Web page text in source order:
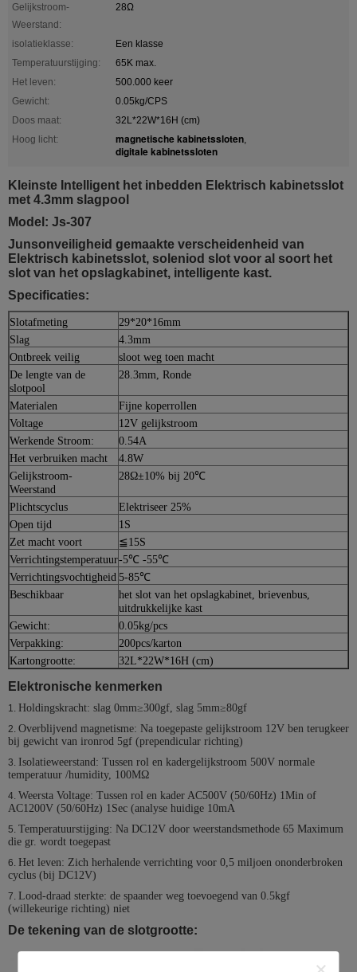
Gelijkstroom-
Weerstand:
28Ω
isolatieklasse:
Een klasse
Temperatuurstijging:
65K max.
Het leven:
500.000 keer
Gewicht:
0.05kg/CPS
Doos maat:
32L*22W*16H (cm)
Hoog licht:
magnetische kabinetssloten,
digitale kabinetssloten
Kleinste Intelligent het inbedden Elektrisch kabinetsslot
met 4.3mm slagpool
Model: Js-307
Junsonveiligheid gemaakte verscheidenheid van
Elektrisch kabinetsslot, soleniod slot voor al soort het
slot van het opslagkabinet, intelligente kast.
Specificaties:
Slotafmeting
29*20*16mm
Slag
4.3mm
Ontbreek veilig
sloot weg toen macht
De lengte van de
slotpool
28.3mm, Ronde
Materialen
Fijne koperrollen
Voltage
12V gelijkstroom
Werkende Stroom:
0.54A
Het verbruiken macht
4.8W
Gelijkstroom-
Weerstand
28Ω±10% bij 20℃
Plichtscyclus
Elektriseer 25%
Open tijd
1S
Zet macht voort
≦15S
Verrichtingstemperatuur-5℃ -55℃
Verrichtingsvochtigheid 5-85℃
Beschikbaar
het slot van het opslagkabinet, brievenbus,
uitdrukkelijke kast
Gewicht:
0.05kg/pcs
Verpakking:
200pcs/karton
Kartongrootte:
32L*22W*16H (cm)
Elektronische kenmerken
1. Holdingskracht: slag 0mm≥300gf, slag 5mm≥80gf
2. Overblijvend magnetisme: Na toegepaste gelijkstroom 12V ben terugkeer
bij gewicht van ironrod 5gf (prependicular richting)
3. Isolatieweerstand: Tussen rol en kadergelijkstroom 500V normale
temperatuur /humidity, 100MΩ
4. Weersta Voltage: Tussen rol en kader AC500V (50/60Hz) 1Min of
AC1200V (50/60Hz) 1Sec (analyse huidige 10mA
5. Temperatuurstijging: Na DC12V door weerstandsmethode 65 Maximum
die gr. wordt toegepast
6. Het leven: Zich herhalende verrichting voor 0,5 miljoen ononderbroken
cyclus (bij DC12V)
7. Lood-draad sterkte: de spaander weg toevoegend van 0.5kgf
(willekeurige richting) niet
De tekening van de slotgrootte: